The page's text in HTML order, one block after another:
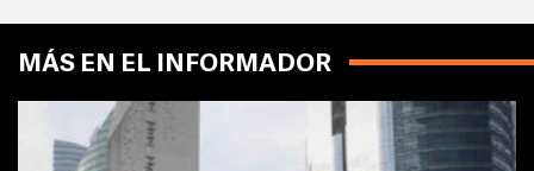
MÁS EN EL INFORMADOR